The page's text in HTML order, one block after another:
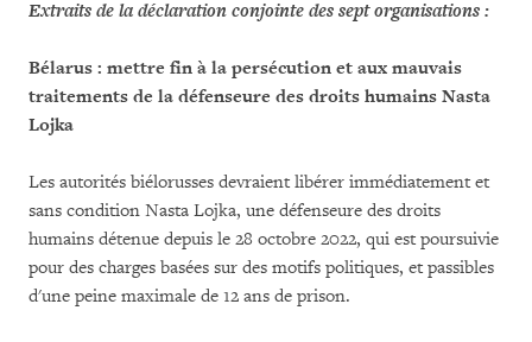
Extraits de la déclaration conjointe des sept organisations :
Bélarus : mettre fin à la persécution et aux mauvais
traitements de la défenseure des droits humains Nasta
Lojka
Les autorités biélorusses devraient libérer immédiatement et
sans condition Nasta Lojka, une défenseure des droits
humains détenue depuis le 28 octobre 2022, qui est poursuivie
pour des charges basées sur des motifs politiques, et passibles
d'une peine maximale de 12 ans de prison.